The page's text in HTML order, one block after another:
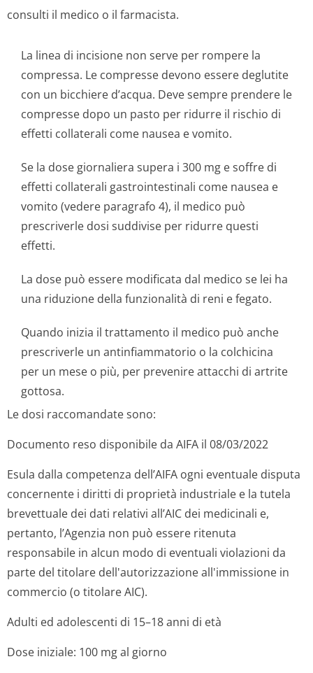
consulti il medico o il farmacista.
La linea di incisione non serve per rompere la
compressa. Le compresse devono essere deglutite
con un bicchiere d’acqua. Deve sempre prendere le
compresse dopo un pasto per ridurre il rischio di
effetti collaterali come nausea e vomito.
Se la dose giornaliera supera i 300 mg e soffre di
effetti collaterali gastrointestinali come nausea e
vomito (vedere paragrafo 4), il medico può
prescriverle dosi suddivise per ridurre questi
effetti.
La dose può essere modificata dal medico se lei ha
una riduzione della funzionalità di reni e fegato.
Quando inizia il trattamento il medico può anche
prescriverle un antinfiammatorio o la colchicina
per un mese o più, per prevenire attacchi di artrite
gottosa.
Le dosi raccomandate sono:
Documento reso disponibile da AIFA il 08/03/2022
Esula dalla competenza dell’AIFA ogni eventuale disputa
concernente i diritti di proprietà industriale e la tutela
brevettuale dei dati relativi all’AIC dei medicinali e,
pertanto, l’Agenzia non può essere ritenuta
responsabile in alcun modo di eventuali violazioni da
parte del titolare dell'autorizzazione all'immissione in
commercio (o titolare AIC).
Adulti ed adolescenti di 15–18 anni di età
Dose iniziale: 100 mg al giorno